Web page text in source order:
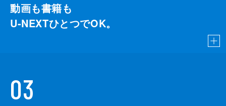
動画も書籍も
U-NEXTひとつでOK。
03